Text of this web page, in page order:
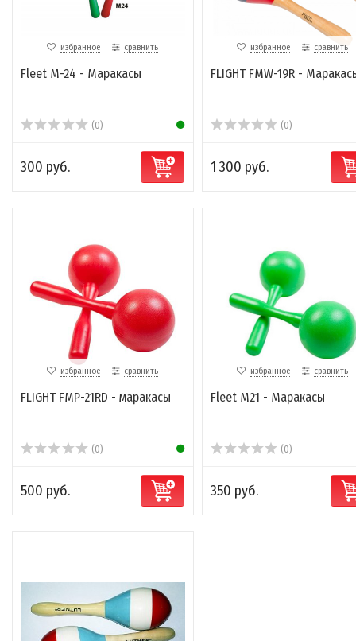
избранное сравнить
Fleet M-24 - Маракасы
(0)
300 руб.
избранное сравнить
FLIGHT FMW-19R -
(0)
1 300 руб.
избранное сравнить
FLIGHT FMP-21RD - маракасы
(0)
500 руб.
избранное сравнить
Fleet M21 - Маракасы
(0)
350 руб.